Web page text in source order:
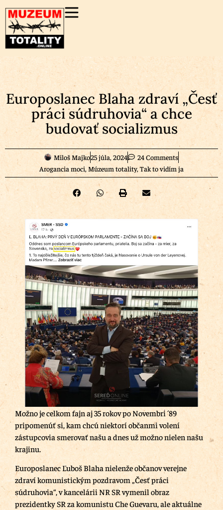
Europoslanec Blaha zdraví „Česť
práci súdruhovia“ a chce
budovať socializmus
Miloš Majko25 júla, 2024
24 Comments
Arogancia moci, Múzeum totality,Tak to vidím ja
Možno je celkom fajn aj 35 rokov po Novembri ´89
pripomenúť si, kam chcú niektorí občanmi volení
zástupcovia smerovať našu a dnes už možno nielen našu
krajinu.
Europoslanec Ľuboš Blaha nielenže občanov verejne
zdraví komunistickým pozdravom „Česť práci
súdruhovia“, v kancelárii NR SR vymenil obraz
prezidentky SR za komunistu Che Guevaru, ale aktuálne